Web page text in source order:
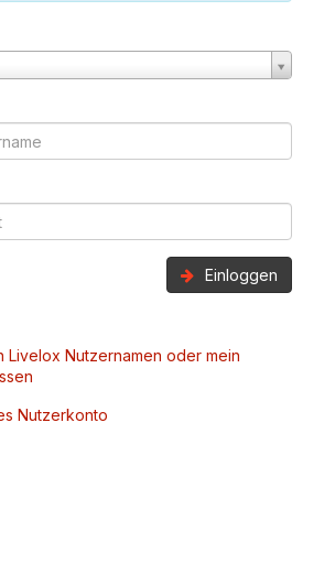
Einloggen
Livelox Nutzernamen oder mein
Nutzerkonto